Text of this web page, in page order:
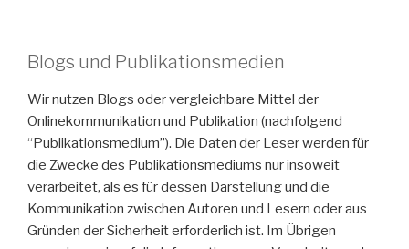
Blogs und Publikationsmedien
Wir nutzen Blogs oder vergleichbare Mittel der
Onlinekommunikation und Publikation (nachfolgend
“Publikationsmedium”). Die Daten der Leser werden für
die Zwecke des Publikationsmediums nur insoweit
verarbeitet, als es für dessen Darstellung und die
Kommunikation zwischen Autoren und Lesern oder aus
Gründen der Sicherheit erforderlich ist. Im Übrigen